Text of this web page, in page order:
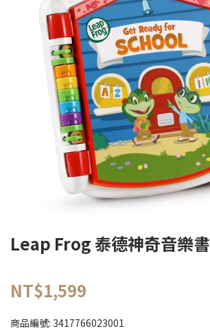
Leap Frog 泰德神奇音樂書
NT$1,599
商品編號: 3417766023001